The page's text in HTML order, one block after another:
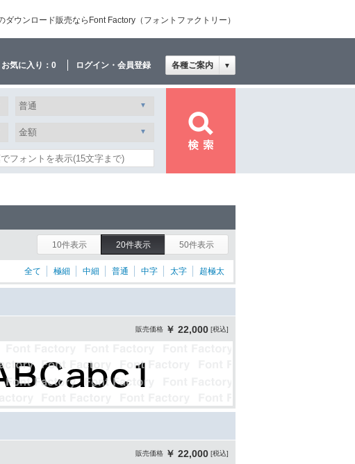
ダウンロード販売ならFont Factory（フォントファクトリー）
お気に入り： 0 ログイン・会員登録 各種ご案内 ▼
10件表示 20件表示 50件表示
全て 極細 中細 普通 中字 太字 超極太
販売価格 ￥ 22,000 [税込]
販売価格 ￥ 22,000 [税込]